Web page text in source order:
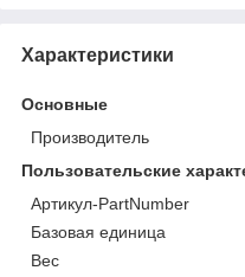
Характеристики
Основные
Производитель
Пользовательские
Артикул-PartNumber
Базовая единица
Вес